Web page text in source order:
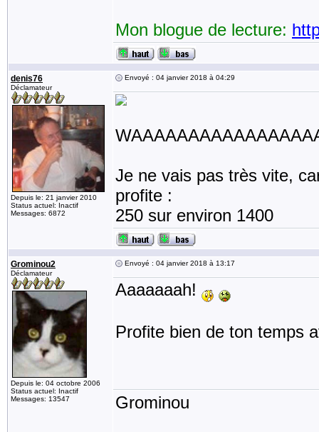
Mon blogue de lecture:
denis76
Déclamateur
Depuis le: 21 janvier 2010
Status actuel: Inactif
Messages: 6872
Envoyé : 04 janvier 2018 à 04:29
Je ne vais pas très vite,
profite :
250 sur environ 1400
Grominou2
Déclamateur
Depuis le: 04 octobre 2006
Status actuel: Inactif
Messages: 13547
Envoyé : 04 janvier 2018 à 13:17
Aaaaaaah!
Profite bien de ton temps
Grominou